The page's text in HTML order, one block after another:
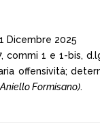
1 Dicembre 2025
1 e 1-bis,
offensività;
Formisano).